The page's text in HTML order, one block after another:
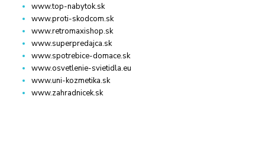
www.top-nabytok.sk
www.proti-skodcom.sk
www.retromaxishop.sk
www.superpredajca.sk
www.spotrebice-domace.sk
www.osvetlenie-svietidla.eu
www.uni-kozmetika.sk
www.zahradnicek.sk